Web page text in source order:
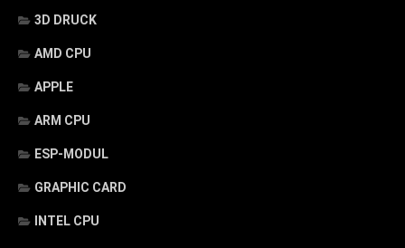
3D DRUCK
AMD CPU
APPLE
ARM CPU
ESP-MODUL
GRAPHIC CARD
INTEL CPU